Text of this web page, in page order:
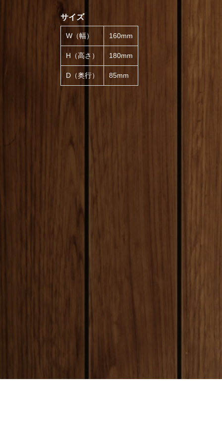
サイズ
W（幅） 160mm
H（高さ） 180mm
D（奥行） 85mm